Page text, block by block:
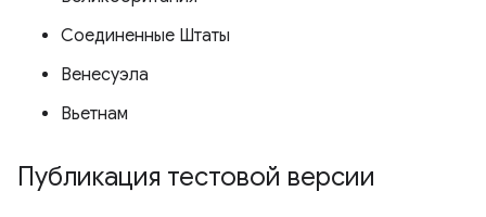
Соединенные Штаты
Венесуэла
Вьетнам
Публикация тестовой версии